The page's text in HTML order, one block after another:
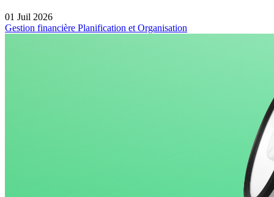
01 Juil 2026
Gestion financière Planification et Organisation